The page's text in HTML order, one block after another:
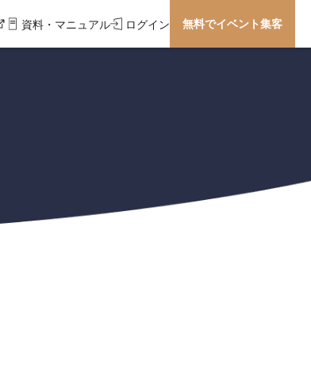
資料・マニュアル ログイン 無料でイベント集客